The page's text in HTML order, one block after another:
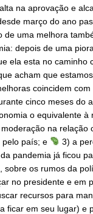
na aprovação e
março do ano
de uma melhora
depois de uma
ela esta no caminho
acham que
coincidem
cinco meses do
o equivalente
na relação
pelo país; e
3) a
pandemia já ficou
sobre os rumos da
no presidente e em
recursos para
ficar em seu lugar) e